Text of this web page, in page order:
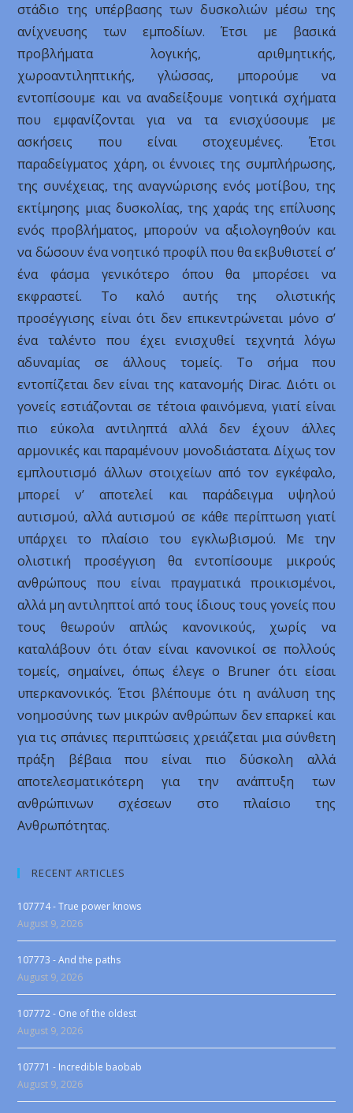
στάδιο της υπέρβασης των δυσκολιών μέσω της
ανίχνευσης των εμποδίων. Έτσι με βασικά
προβλήματα λογικής, αριθμητικής,
χωροαντιληπτικής, γλώσσας, μπορούμε να
εντοπίσουμε και να αναδείξουμε νοητικά σχήματα
που εμφανίζονται για να τα ενισχύσουμε με
ασκήσεις που είναι στοχευμένες. Έτσι
παραδείγματος χάρη, οι έννοιες της συμπλήρωσης,
της συνέχειας, της αναγνώρισης ενός μοτίβου, της
εκτίμησης μιας δυσκολίας, της χαράς της επίλυσης
ενός προβλήματος, μπορούν να αξιολογηθούν και
να δώσουν ένα νοητικό προφίλ που θα εκβυθιστεί σ’
ένα φάσμα γενικότερο όπου θα μπορέσει να
εκφραστεί. Το καλό αυτής της ολιστικής
προσέγγισης είναι ότι δεν επικεντρώνεται μόνο σ’
ένα ταλέντο που έχει ενισχυθεί τεχνητά λόγω
αδυναμίας σε άλλους τομείς. Το σήμα που
εντοπίζεται δεν είναι της κατανομής Dirac. Διότι οι
γονείς εστιάζονται σε τέτοια φαινόμενα, γιατί είναι
πιο εύκολα αντιληπτά αλλά δεν έχουν άλλες
αρμονικές και παραμένουν μονοδιάστατα. Δίχως τον
εμπλουτισμό άλλων στοιχείων από τον εγκέφαλο,
μπορεί ν’ αποτελεί και παράδειγμα υψηλού
αυτισμού, αλλά αυτισμού σε κάθε περίπτωση γιατί
υπάρχει το πλαίσιο του εγκλωβισμού. Με την
ολιστική προσέγγιση θα εντοπίσουμε μικρούς
ανθρώπους που είναι πραγματικά προικισμένοι,
αλλά μη αντιληπτοί από τους ίδιους τους γονείς που
τους θεωρούν απλώς κανονικούς, χωρίς να
καταλάβουν ότι όταν είναι κανονικοί σε πολλούς
τομείς, σημαίνει, όπως έλεγε ο Bruner ότι είσαι
υπερκανονικός. Έτσι βλέπουμε ότι η ανάλυση της
νοημοσύνης των μικρών ανθρώπων δεν επαρκεί και
για τις σπάνιες περιπτώσεις χρειάζεται μια σύνθετη
πράξη βέβαια που είναι πιο δύσκολη αλλά
αποτελεσματικότερη για την ανάπτυξη των
ανθρώπινων σχέσεων στο πλαίσιο της
Ανθρωπότητας.
RECENT ARTICLES
107774 - True power knows
August 9, 2026
107773 - And the paths
August 9, 2026
107772 - One of the oldest
August 9, 2026
107771 - Incredible baobab
August 9, 2026